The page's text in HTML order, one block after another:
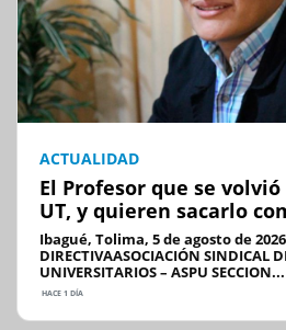
ACTUALIDAD
El Profesor que se
UT, y quieren sacarlo
Ibagué, Tolima, 5 de agosto de
DIRECTIVAASOCIACIÓN SINDICAL
UNIVERSITARIOS – ASPU SECCION...
HACE 1 DÍA